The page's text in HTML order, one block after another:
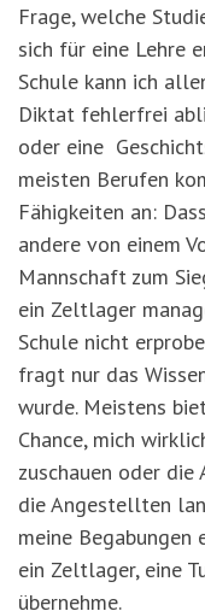
Frage, welche
sich für eine Lehre
Schule kann ich
Diktat fehlerfrei
oder eine
meisten Berufen
Fähigkeiten an:
andere von einem
Mannschaft zum
ein Zeltlager
Schule nicht
fragt nur das
wurde. Meistens
Chance, mich
zuschauen oder
die Angestellten
meine Begabungen
ein Zeltlager, eine
übernehme.